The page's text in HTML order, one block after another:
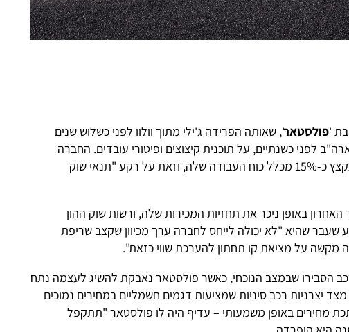
'פולסטאר', שאותה הפרידה ג'ילי מתוך וולוו לפני כשלוש שנים
לפני כשנתיים, על תוכנית קיצוצים ופיטורי עובדים. החברה
השבדית בבעלות סינית תקצץ כ-15% מכלל כוח העבודה שלה, וזאת על רקע "תנאי שוק
באופן ניכר את תחזיות המכירות שלה, ורשות שוק ההון
שעבר שהיא "לא יכולה לייחס לחברה ערך מכיוון שקצב שריפת
על מציאת קו תחתון להערכת שווי כזאת".
הסבירו שבמצב הנוכחי, כאשר פולסטאר נאבקת להשיג לעצמה נתח
יצרניות רכב סיניות שמציעות דגמים חשמליים במחירים נמוכים
מחירים באופן משמעותי – עדיף היה לו פולסטאר "תתקפל